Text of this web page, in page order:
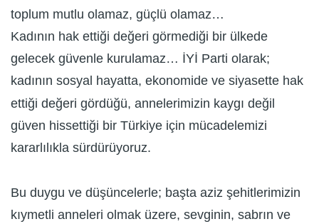
toplum mutlu olamaz, güçlü olamaz…
Kadının hak ettiği değeri görmediği bir ülkede
gelecek güvenle kurulamaz… İYİ Parti olarak;
kadının sosyal hayatta, ekonomide ve siyasette hak
ettiği değeri gördüğü, annelerimizin kaygı değil
güven hissettiği bir Türkiye için mücadelemizi
kararlılıkla sürdürüyoruz.
Bu duygu ve düşüncelerle; başta aziz şehitlerimizin
kıymetli anneleri olmak üzere, sevginin, sabrın ve